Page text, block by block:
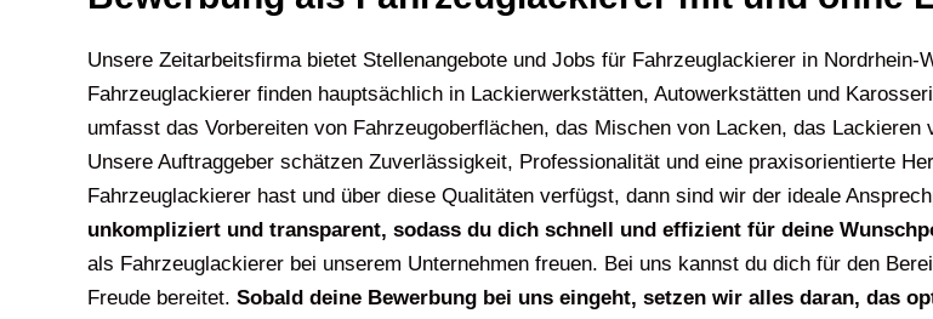
Unsere Zeitarbeitsfirma bietet Stellenangebote und Jobs für Fahrzeuglackierer in
Fahrzeuglackierer finden hauptsächlich in Lackierwerkstätten, Autowerkstätten und
umfasst das Vorbereiten von Fahrzeugoberflächen, das Mischen von Lacken, das
Unsere Auftraggeber schätzen Zuverlässigkeit, Professionalität und eine praxisorientierte
Fahrzeuglackierer hast und über diese Qualitäten verfügst, dann sind wir der ideale
unkompliziert und transparent, sodass du dich schnell und effizient für deine
als Fahrzeuglackierer bei unserem Unternehmen freuen. Bei uns kannst du dich für den
Freude bereitet. Sobald deine Bewerbung bei uns eingeht, setzen wir alles daran, das